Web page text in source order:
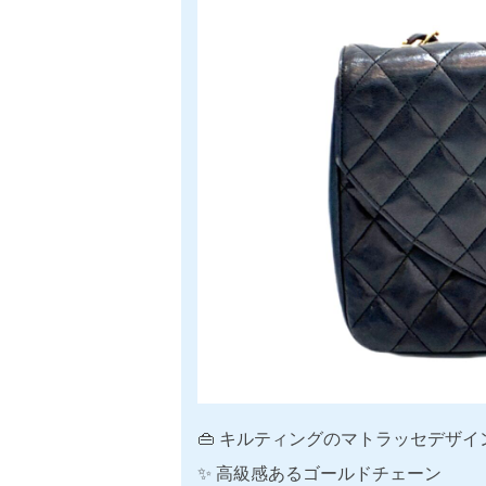
👜 キルティングのマトラッセデザイ
✨ 高級感あるゴールドチェーン